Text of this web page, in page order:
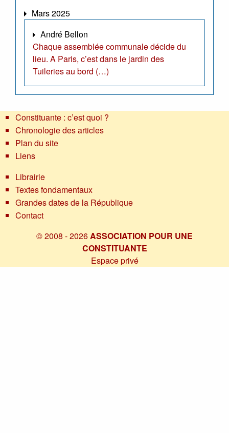
Mars 2025
André Bellon
Chaque assemblée communale décide du
lieu. A Paris, c’est dans le jardin des
Tuileries au bord (…)
Constituante : c’est quoi ?
Chronologie des articles
Plan du site
Liens
Librairie
Textes fondamentaux
Grandes dates de la République
Contact
© 2008 - 2026 ASSOCIATION POUR UNE
CONSTITUANTE
Espace privé